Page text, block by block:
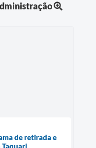
de retirada e
Taquari